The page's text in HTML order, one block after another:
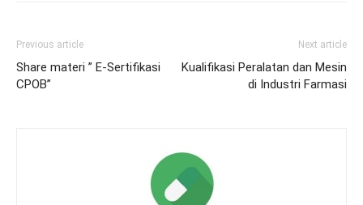
Previous article
Share materi ” E-Sertifikasi
CPOB”
Next article
Kualifikasi Peralatan dan Mesin
di Industri Farmasi